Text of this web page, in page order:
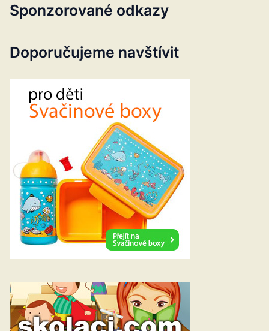
Sponzorované odkazy
Doporučujeme navštívit